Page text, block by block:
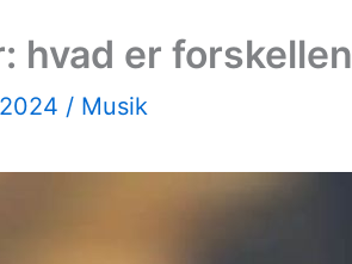
hvad er forskellen
/ Musik